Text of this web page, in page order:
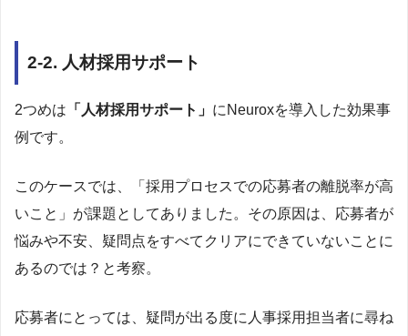
2-2. 人材採用サポート
2つめは 「人材採用サポート」 にNeuroxを導入した効果事
例です。
このケースでは、「採用プロセスでの応募者の離脱率が高
いこと」が課題としてありました。その原因は、応募者が
悩みや不安、疑問点をすべてクリアにできていないことに
あるのでは？と考察。
応募者にとっては、疑問が出る度に人事採用担当者に尋ね